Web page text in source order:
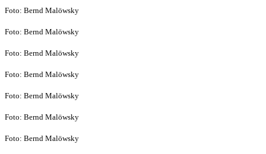
Foto: Bernd Malöwsky
Foto: Bernd Malöwsky
Foto: Bernd Malöwsky
Foto: Bernd Malöwsky
Foto: Bernd Malöwsky
Foto: Bernd Malöwsky
Foto: Bernd Malöwsky